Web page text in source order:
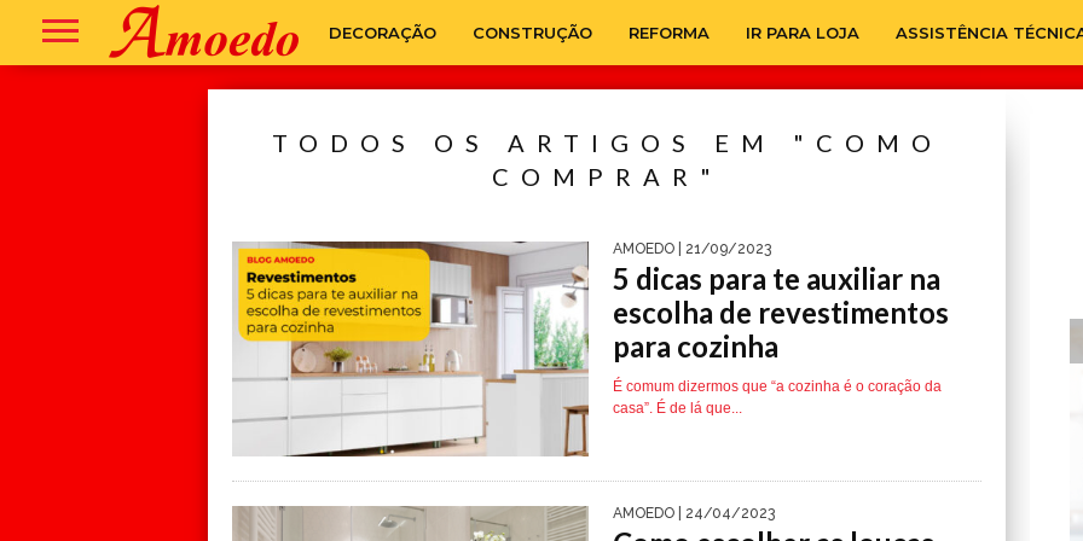
DECORAÇÃO CONSTRUÇÃO REFORMA IR PARA LOJA ASSISTÊNCIA
TODOS OS ARTIGOS EM "COMO
COMPRAR"
AMOEDO | 21/09/2023
5 dicas para te auxiliar na
escolha de revestimentos
para cozinha
É comum dizermos que “a cozinha é o coração da
casa”. É de lá que...
AMOEDO | 24/04/2023